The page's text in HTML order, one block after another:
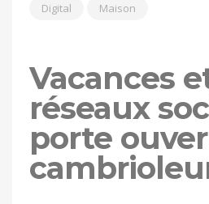
Digital Maison
Vacances
réseaux
porte